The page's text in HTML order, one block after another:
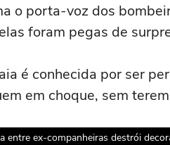
o porta-voz dos
foram pegas de
é conhecida por ser
em choque, sem
entre ex-companheiras destrói